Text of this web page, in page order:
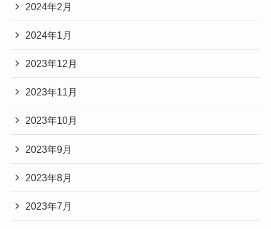
2024年2月
2024年1月
2023年12月
2023年11月
2023年10月
2023年9月
2023年8月
2023年7月